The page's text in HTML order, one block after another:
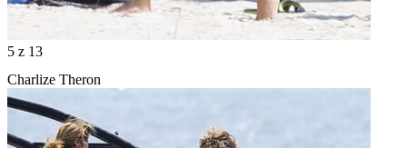
5 z 13
Charlize Theron